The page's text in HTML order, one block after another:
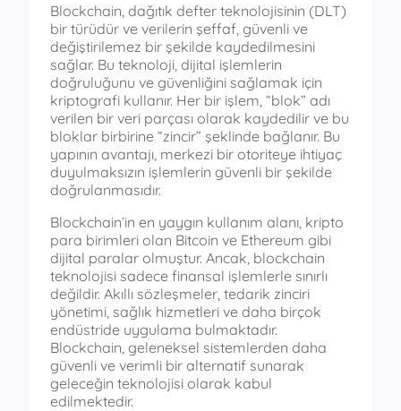
Blockchain, dağıtık defter teknolojisinin (DLT)
bir türüdür ve verilerin şeffaf, güvenli ve
değiştirilemez bir şekilde kaydedilmesini
sağlar. Bu teknoloji, dijital işlemlerin
doğruluğunu ve güvenliğini sağlamak için
kriptografi kullanır. Her bir işlem, “blok” adı
verilen bir veri parçası olarak kaydedilir ve bu
bloklar birbirine “zincir” şeklinde bağlanır. Bu
yapının avantajı, merkezi bir otoriteye ihtiyaç
duyulmaksızın işlemlerin güvenli bir şekilde
doğrulanmasıdır.
Blockchain’in en yaygın kullanım alanı, kripto
para birimleri olan Bitcoin ve Ethereum gibi
dijital paralar olmuştur. Ancak, blockchain
teknolojisi sadece finansal işlemlerle sınırlı
değildir. Akıllı sözleşmeler, tedarik zinciri
yönetimi, sağlık hizmetleri ve daha birçok
endüstride uygulama bulmaktadır.
Blockchain, geleneksel sistemlerden daha
güvenli ve verimli bir alternatif sunarak
geleceğin teknolojisi olarak kabul
edilmektedir.